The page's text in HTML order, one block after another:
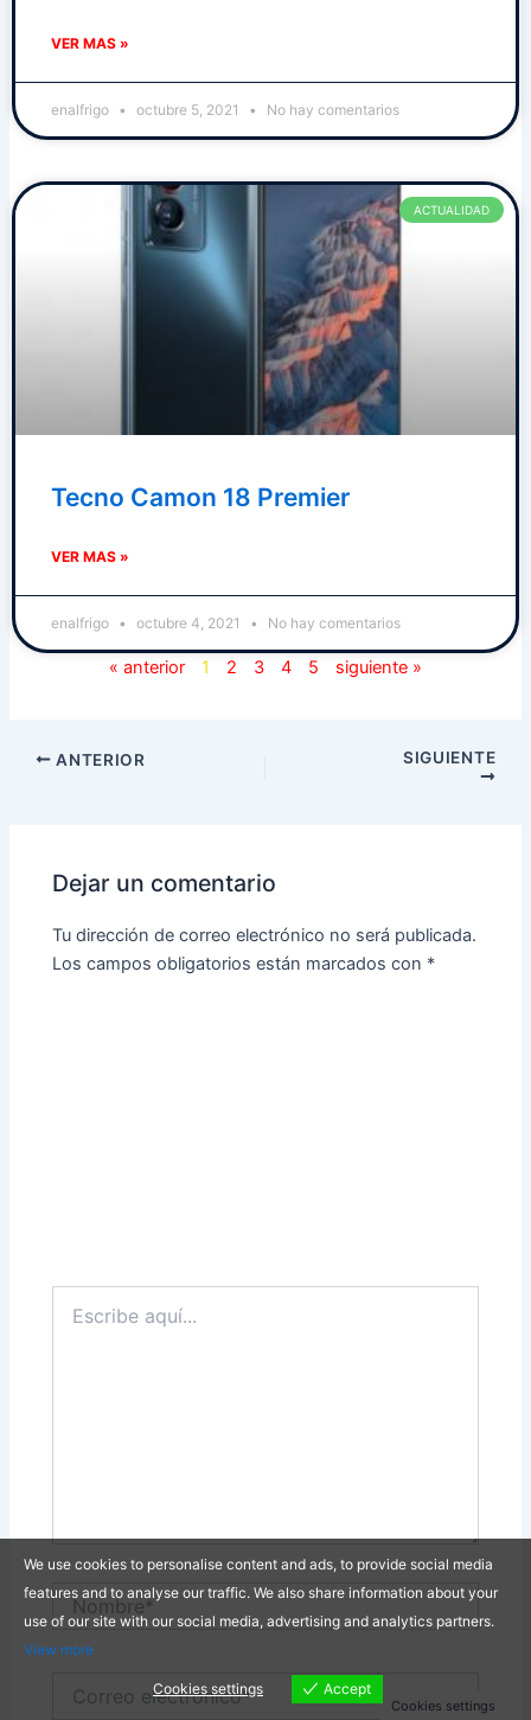
VER MAS »
enalfrigo octubre 5, 2021 No hay comentarios
ACTUALIDAD
Tecno Camon 18 Premier
VER MAS »
enalfrigo octubre 4, 2021 No hay comentarios
« anterior 1 2 3 4 5 siguiente »
ANTERIOR SIGUIENTE
Dejar un comentario
Tu dirección de correo electrónico no será publicada.
Los campos obligatorios están marcados con *
aquí...
Nombre*
electrónico*
We use cookies to personalise content and ads, to provide social media
features and to analyse our traffic. We also share information about your
use of our site with our social media, advertising and analytics partners.
View more
Cookies settings Accept
Cookies settings